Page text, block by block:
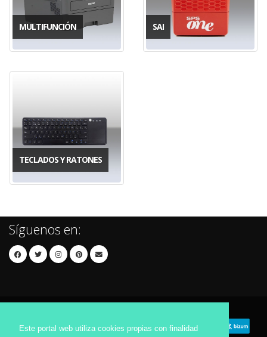
Este portal web utiliza cookies propias con finalidad
MULTIFUNCIÓN SAI
TECLADOS Y RATONES
Síguenos en: